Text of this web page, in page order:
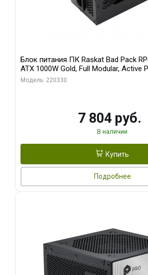
Блок питания ПК Raskat Bad Pack
ATX 1000W Gold, Full Modular, Active
Модель: 220330
7 804 руб.
В наличии
Купить
Подробнее